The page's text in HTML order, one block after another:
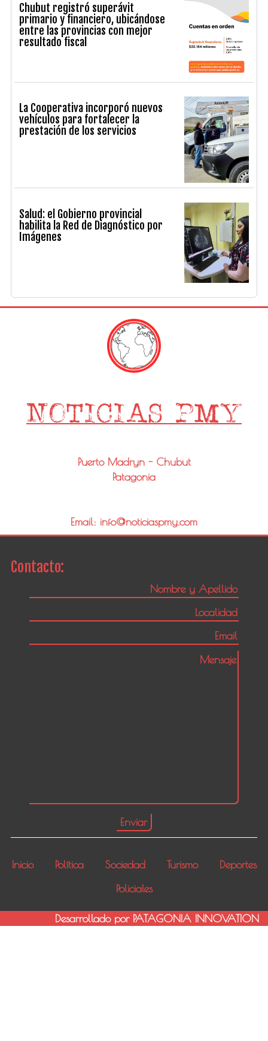
Chubut registró superávit
primario y financiero, ubicándose
entre las provincias con mejor
resultado fiscal
La Cooperativa incorporó nuevos
vehículos para fortalecer la
prestación de los servicios
Salud: el Gobierno provincial
habilita la Red de Diagnóstico por
Imágenes
Puerto Madryn - Chubut
Patagonia
Email: info@noticiaspmy.com
Contacto:
Inicio Política Sociedad Turismo
Deportes
Policiales
Desarrollado por PATAGONIA INNOVATION